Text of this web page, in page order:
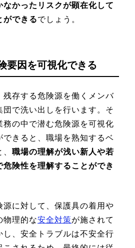
なかったリスクが顕在化して
ができるでしょう。
要因を可視化できる
残存する危険源を働くメンバ
団で洗い出しを行います。そ
務の中で潜む危険源を可視化
できると、職場を熟知するベ
職場の理解が浅い新人や若
険性を理解することができ
源に対して、保護具の着用や
物理的な安全対策が施されて
し、安全トラブルは不安全行